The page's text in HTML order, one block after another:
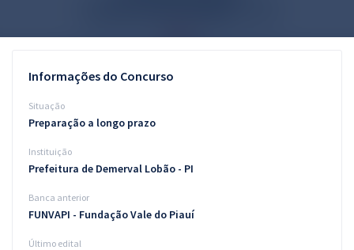
Conteúdo gratuito
Blog
Informações do Concurso
Situação
Preparação a longo prazo
Instituição
Prefeitura de Demerval Lobão - PI
Banca anterior
FUNVAPI - Fundação Vale do Piauí
Último edital